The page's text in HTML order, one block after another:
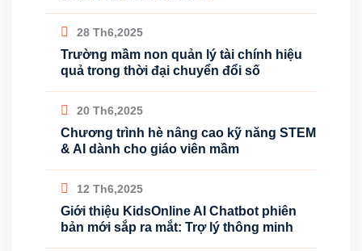
28 Th6,2025
Trường mầm non quản lý tài chính hiệu
quả trong thời đại chuyển đổi số
20 Th6,2025
Chương trình hè nâng cao kỹ năng STEM
& AI dành cho giáo viên mầm
12 Th6,2025
Giới thiệu KidsOnline AI Chatbot phiên
bản mới sắp ra mắt: Trợ lý thông minh